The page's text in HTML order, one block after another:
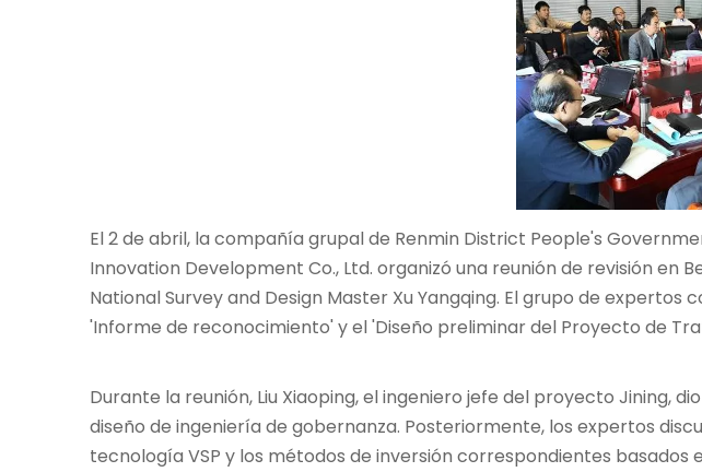
El 2 de abril, la compañía grupal de Renmin District People's
Innovation Development Co., Ltd. organizó una reunión de revisión en
National Survey and Design Master Xu Yangqing. El grupo de
'Informe de reconocimiento' y el 'Diseño preliminar del Proyecto de
Durante la reunión, Liu Xiaoping, el ingeniero jefe del proyecto Jining,
diseño de ingeniería de gobernanza. Posteriormente, los expertos
tecnología VSP y los métodos de inversión correspondientes